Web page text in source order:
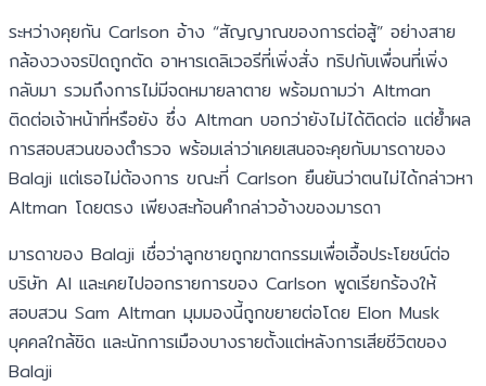
ระหว่างคุยกัน Carlson อ้าง “สัญญาณของการต่อสู้” อย่างสาย
กล้องวงจรปิดถูกตัด อาหารเดลิเวอรีที่เพิ่งสั่ง ทริปกับเพื่อนที่เพิ่ง
กลับมา รวมถึงการไม่มีจดหมายลาตาย พร้อมถามว่า Altman
ติดต่อเจ้าหน้าที่หรือยัง ซึ่ง Altman บอกว่ายังไม่ได้ติดต่อ แต่ย้ำผล
การสอบสวนของตำรวจ พร้อมเล่าว่าเคยเสนอจะคุยกับมารดาของ
Balaji แต่เธอไม่ต้องการ ขณะที่ Carlson ยืนยันว่าตนไม่ได้กล่าวหา
Altman โดยตรง เพียงสะท้อนคำกล่าวอ้างของมารดา
มารดาของ Balaji เชื่อว่าลูกชายถูกฆาตกรรมเพื่อเอื้อประโยชน์ต่อ
บริษัท AI และเคยไปออกรายการของ Carlson พูดเรียกร้องให้
สอบสวน Sam Altman มุมมองนี้ถูกขยายต่อโดย Elon Musk
บุคคลใกล้ชิด และนักการเมืองบางรายตั้งแต่หลังการเสียชีวิตของ
Balaji